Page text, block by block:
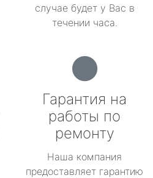
случае будет у Вас в
течении часа.
Гарантия на
работы по
ремонту
Наша компания
предоставляет гарантию